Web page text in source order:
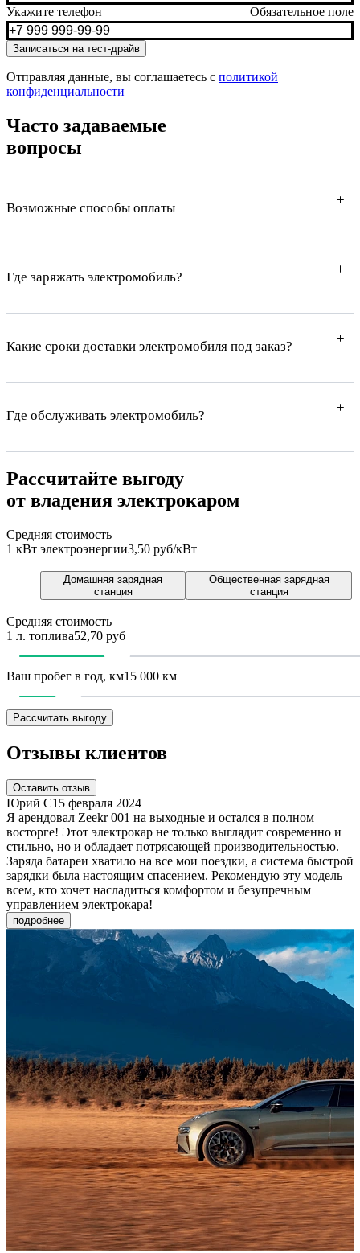
Укажите телефон Обязательное поле
Записаться на тест-драйв
Отправляя данные, вы соглашаетесь с политикой
конфиденциальности
Часто задаваемые
вопросы
Возможные способы оплаты
Где заряжать электромобиль?
Какие сроки доставки электромобиля под заказ?
Где обслуживать электромобиль?
Рассчитайте выгоду
от владения электрокаром
Средняя стоимость
1 кВт электроэнергии3,50 руб/кВт
Домашняя зарядная
станция
Общественная зарядная
станция
Средняя стоимость
1 л. топлива52,70 руб
Ваш пробег в год, км15 000 км
Рассчитать выгоду
Отзывы клиентов
Оставить отзыв
Юрий С15 февраля 2024
Я арендовал Zeekr 001 на выходные и остался в полном
восторге! Этот электрокар не только выглядит современно и
стильно, но и обладает потрясающей производительностью.
Заряда батареи хватило на все мои поездки, а система быстрой
зарядки была настоящим спасением. Рекомендую эту модель
всем, кто хочет насладиться комфортом и безупречным
управлением электрокара!
подробнее